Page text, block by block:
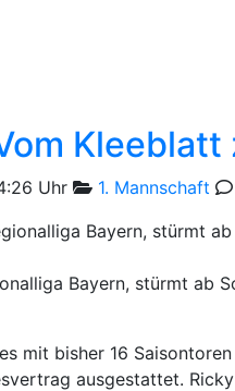
Kleeblatt
Uhr Kategorien
1. Mannschaft
Bayern, stürmt ab
mit bisher 16
ausgestattet.